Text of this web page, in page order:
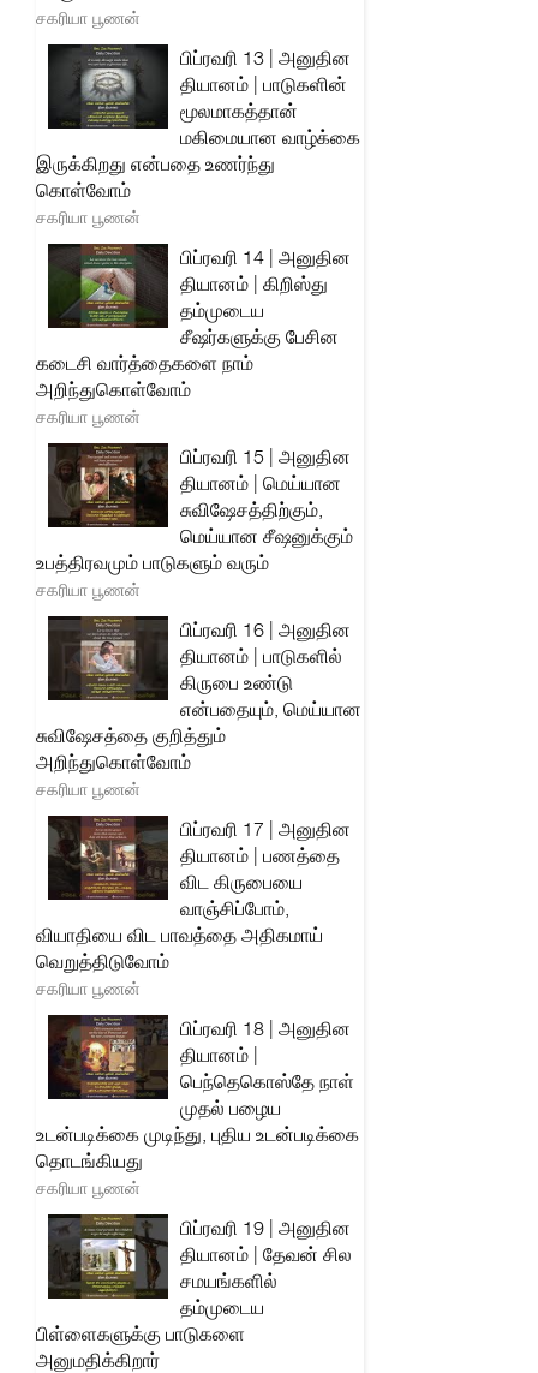
சகரியா பூணன்
பிப்ரவரி 13 | அனுதின
தியானம் | பாடுகளின்
மூலமாகத்தான்
மகிமையான வாழ்க்கை
இருக்கிறது என்பதை உணர்ந்து
கொள்வோம்
சகரியா பூணன்
பிப்ரவரி 14 | அனுதின
தியானம் | கிறிஸ்து
தம்முடைய
சீஷர்களுக்கு பேசின
கடைசி வார்த்தைகளை நாம்
அறிந்துகொள்வோம்
சகரியா பூணன்
பிப்ரவரி 15 | அனுதின
தியானம் | மெய்யான
சுவிஷேசத்திற்கும்,
மெய்யான சீஷனுக்கும்
உபத்திரவமும் பாடுகளும் வரும்
சகரியா பூணன்
பிப்ரவரி 16 | அனுதின
தியானம் | பாடுகளில்
கிருபை உண்டு
என்பதையும், மெய்யான
சுவிஷேசத்தை குறித்தும்
அறிந்துகொள்வோம்
சகரியா பூணன்
பிப்ரவரி 17 | அனுதின
தியானம் | பணத்தை
விட கிருபையை
வாஞ்சிப்போம்,
வியாதியை விட பாவத்தை அதிகமாய்
வெறுத்திடுவோம்
சகரியா பூணன்
பிப்ரவரி 18 | அனுதின
தியானம் |
பெந்தெகொஸ்தே நாள்
முதல் பழைய
உடன்படிக்கை முடிந்து, புதிய உடன்படிக்கை
தொடங்கியது
சகரியா பூணன்
பிப்ரவரி 19 | அனுதின
தியானம் | தேவன் சில
சமயங்களில்
தம்முடைய
பிள்ளைகளுக்கு பாடுகளை
அனுமதிக்கிறார்